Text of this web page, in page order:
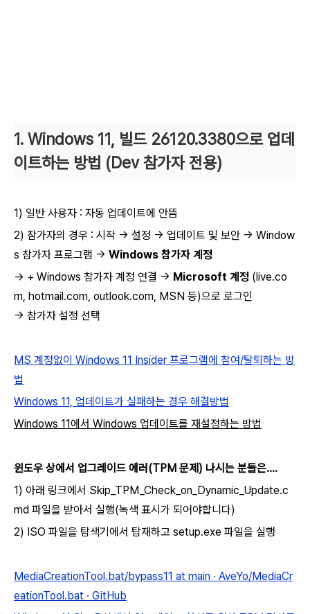
1. Windows 11, 빌드 26120.3380으로 업데
이트하는 방법 (Dev 참가자 전용)
1) 일반 사용자 : 자동 업데이트에 안뜸
2) 참가자의 경우 : 시작 → 설정 → 업데이트 및 보안 → Window
s 참가자 프로그램 → Windows 참가자 계정
→ + Windows 참가자 계정 연결 → Microsoft 계정 (live.co
m, hotmail.com, outlook.com, MSN 등)으로 로그인
→ 참가자 설정 선택
MS 계정없이 Windows 11 Insider 프로그램에 참여/탈퇴하는 방
법
Windows 11, 업데이트가 실패하는 경우 해결방법
Windows 11에서 Windows 업데이트를 재설정하는 방법
윈도우 상에서 업그레이드 에러(TPM 문제) 나시는 분들은....
1) 아래 링크에서 Skip_TPM_Check_on_Dynamic_Update.c
md 파일을 받아서 실행(녹색 표시가 되어야합니다)
2) ISO 파일을 탐색기에서 탑재하고 setup.exe 파일을 실행
MediaCreationTool.bat/bypass11 at main · AveYo/MediaCr
eationTool.bat · GitHub